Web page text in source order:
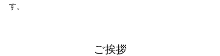
す。
ご挨拶